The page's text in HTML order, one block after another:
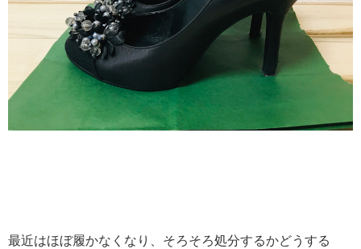
最近はほぼ履かなくなり、そろそろ処分するかどうする